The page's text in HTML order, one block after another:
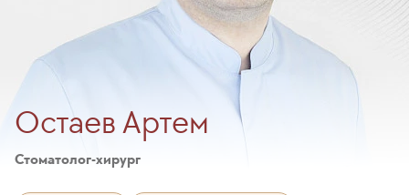
Остаев Артем
Стоматолог-хирург